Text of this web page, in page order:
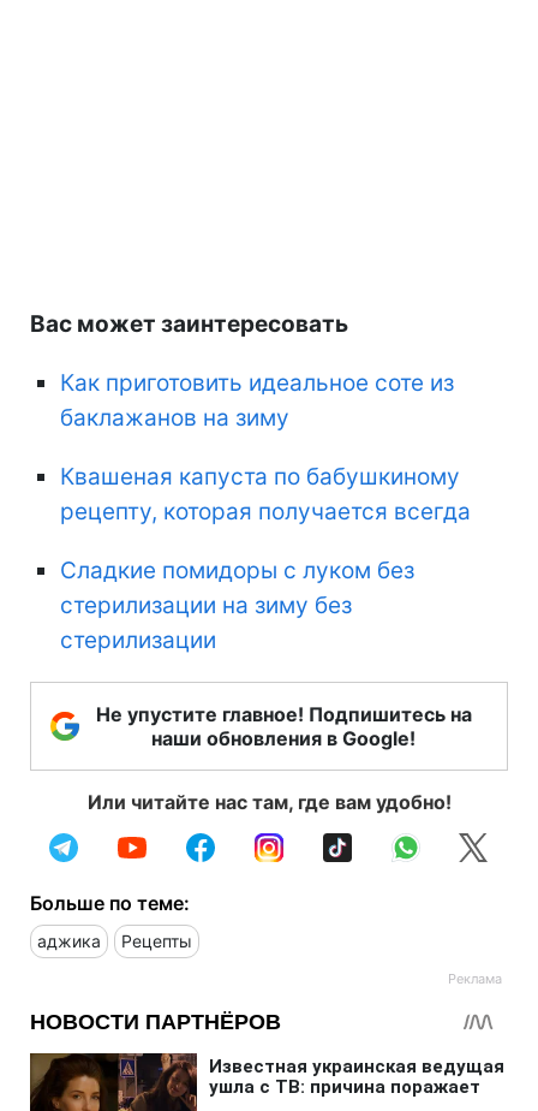
Вас может заинтересовать
Как приготовить идеальное соте из
баклажанов на зиму
Квашеная капуста по бабушкиному
рецепту, которая получается всегда
Сладкие помидоры с луком без
стерилизации на зиму без
стерилизации
Не упустите главное! Подпишитесь на
наши обновления в Google!
Или читайте нас там, где вам удобно!
Больше по теме:
аджика Рецепты